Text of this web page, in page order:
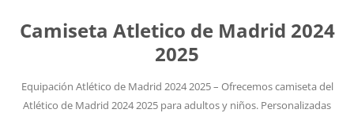
Camiseta Atletico de Madrid 2024
2025
Equipación Atlético de Madrid 2024 2025 – Ofrecemos camiseta del
Atlético de Madrid 2024 2025 para adultos y niños. Personalizadas